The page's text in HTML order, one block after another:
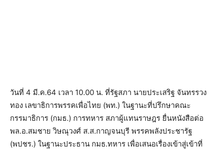
วันที่ 4 มี.ค.64 เวลา 10.00 น. ที่รัฐสภา นายประเสริฐ จันทรรวง
ทอง เลขาธิการพรรคเพื่อไทย (พท.) ในฐานะที่ปรึกษาคณะ
กรรมาธิการ (กมธ.) การทหาร สภาผู้แทนราษฎร ยื่นหนังสือต่อ
พล.อ.สมชาย วิษณุวงศ์ ส.ส.กาญจนบุรี พรรคพลังประชารัฐ
(พปชร.) ในฐานะประธาน กมธ.ทหาร เพื่อเสนอเรื่องเข้าสู่เข้าที่